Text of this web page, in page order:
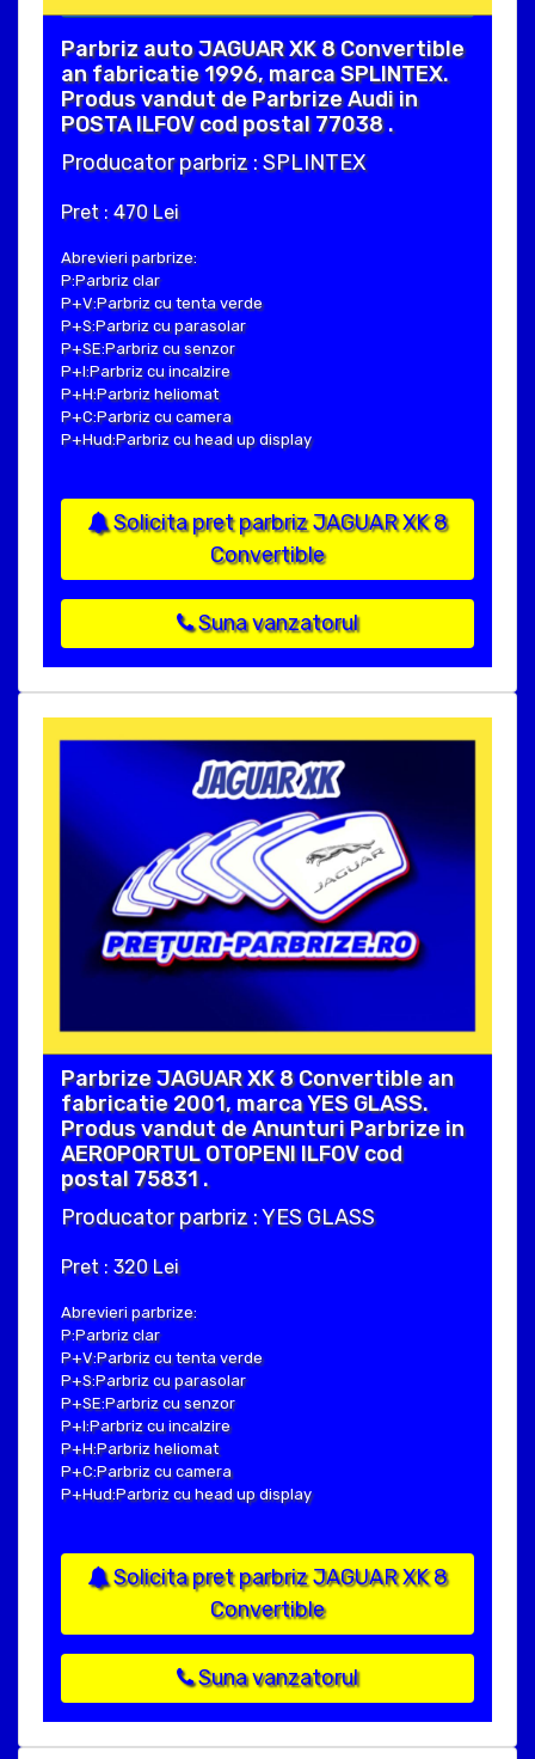
Parbriz auto JAGUAR XK 8 Convertible
an fabricatie 1996, marca SPLINTEX.
Produs vandut de Parbrize Audi in
POSTA ILFOV cod postal 77038 .
Producator parbriz : SPLINTEX
Pret : 470 Lei
Abrevieri parbrize:
P:Parbriz clar
P+V:Parbriz cu tenta verde
P+S:Parbriz cu parasolar
P+SE:Parbriz cu senzor
P+I:Parbriz cu incalzire
P+H:Parbriz heliomat
P+C:Parbriz cu camera
P+Hud:Parbriz cu head up display
Solicita pret parbriz JAGUAR XK 8
Convertible
Suna vanzatorul
Parbrize JAGUAR XK 8 Convertible an
fabricatie 2001, marca YES GLASS.
Produs vandut de Anunturi Parbrize in
AEROPORTUL OTOPENI ILFOV cod
postal 75831 .
Producator parbriz : YES GLASS
Pret : 320 Lei
Abrevieri parbrize:
P:Parbriz clar
P+V:Parbriz cu tenta verde
P+S:Parbriz cu parasolar
P+SE:Parbriz cu senzor
P+I:Parbriz cu incalzire
P+H:Parbriz heliomat
P+C:Parbriz cu camera
P+Hud:Parbriz cu head up display
Solicita pret parbriz JAGUAR XK 8
Convertible
Suna vanzatorul